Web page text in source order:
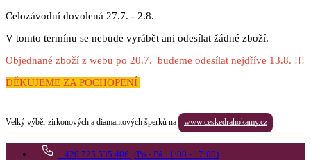
Celozávodní dovolená 27.7. - 2.8.
V tomto termínu se nebude vyrábět ani odesílat žádné zboží.
Objednané zboží z webu po 20.7. budeme odesílat nejdříve 13.8. !!!
DĚKUJEME ZA POCHOPENÍ
Velký výběr zirkonových a diamantových šperků na www.ceskedrahokamy.cz
+420 725 535 406 (Po - Pá 11:00 - 17:00)